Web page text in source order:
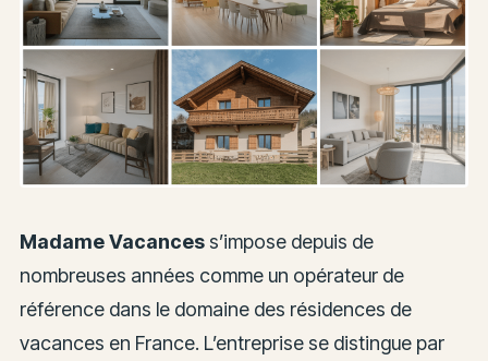
Madame Vacancess’impose depuis de
nombreuses années comme un opérateur de
référence dans le domaine des résidences de
vacances en France. L’entreprise se distingue par